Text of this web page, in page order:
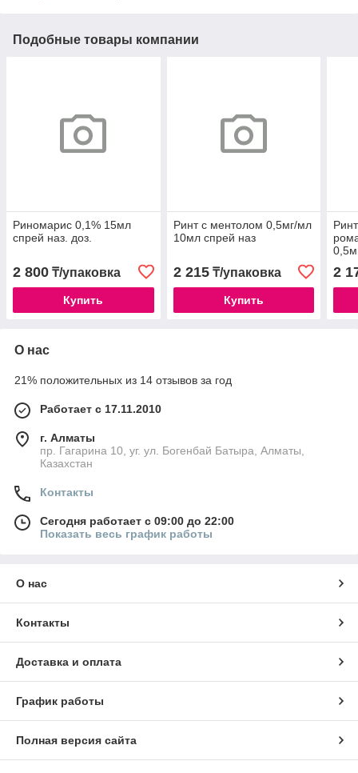
Подобные товары компании
Риномарис 0,1% 15мл
спрей наз. доз.
2 800 ₸/упаковка
Купить
Ринт с ментолом 0,5мг/мл
10мл спрей наз
2 215₸/упаковка
Купить
2
О нас
21% положительных из 14 отзывов за год
Работает с 17.11.2010
г. Алматы
пр. Гагарина 10, уг. ул. Богенбай Батыра, Алматы,
Казахстан
Контакты
Сегодня работает с 09:00 до 22:00
Показать весь график работы
О нас
Контакты
Доставка и оплата
График работы
Полная версия сайта